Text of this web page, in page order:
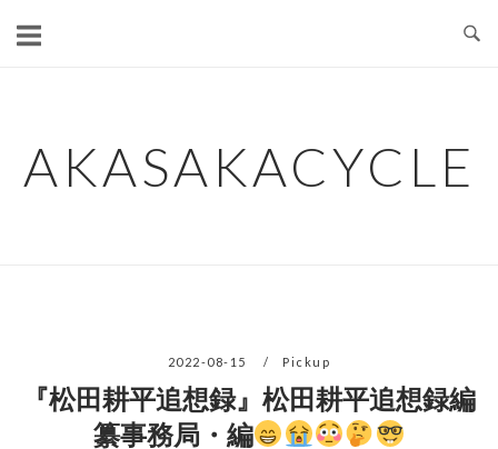
AKASAKACYCLE
2022-08-15 Pickup
『松田耕平追想録』松田耕平追想録編
纂事務局・編